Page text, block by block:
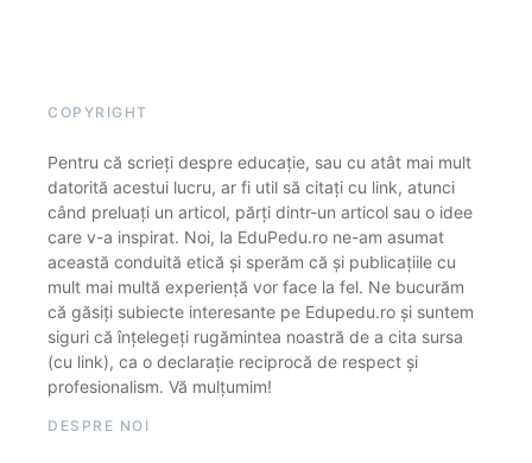
COPYRIGHT
Pentru că scrieți despre educație, sau cu atât mai mult
datorită acestui lucru, ar fi util să citați cu link, atunci
când preluați un articol, părți dintr-un articol sau o idee
care v-a inspirat. Noi, la EduPedu.ro ne-am asumat
această conduită etică și sperăm că și publicațiile cu
mult mai multă experiență vor face la fel. Ne bucurăm
că găsiți subiecte interesante pe Edupedu.ro și suntem
siguri că înțelegeți rugămintea noastră de a cita sursa
(cu link), ca o declarație reciprocă de respect și
profesionalism. Vă mulțumim!
DESPRE NOI